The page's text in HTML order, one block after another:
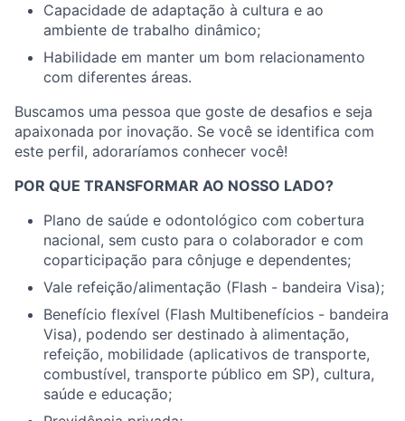
Capacidade de adaptação à cultura e ao
ambiente de trabalho dinâmico;
Habilidade em manter um bom relacionamento
com diferentes áreas.
Buscamos uma pessoa que goste de desafios e seja
apaixonada por inovação. Se você se identifica com
este perfil, adoraríamos conhecer você!
POR QUE TRANSFORMAR AO NOSSO LADO?
Plano de saúde e odontológico com cobertura
nacional, sem custo para o colaborador e com
coparticipação para cônjuge e dependentes;
Vale refeição/alimentação (Flash - bandeira Visa);
Benefício flexível (Flash Multibenefícios - bandeira
Visa), podendo ser destinado à alimentação,
refeição, mobilidade (aplicativos de transporte,
combustível, transporte público em SP), cultura,
saúde e educação;